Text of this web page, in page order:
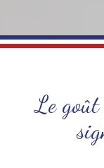
Le goût